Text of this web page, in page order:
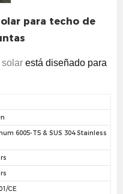
para techo de
solar está diseñado para
6005-T5 & SUS 304 Stainless
CE